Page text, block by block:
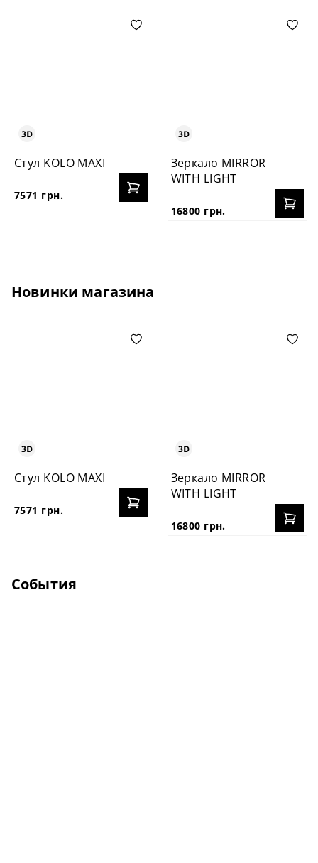
Стул KOLO MAXI
7571 грн.
Зеркало MIRROR
WITH LIGHT
16800 грн.
Новинки магазина
Стул KOLO MAXI
7571 грн.
Зеркало MIRROR
WITH LIGHT
16800 грн.
События